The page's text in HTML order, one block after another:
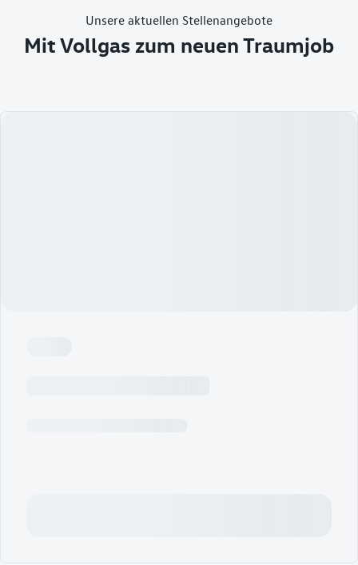
Unsere aktuellen Stellenangebote
Mit Vollgas zum neuen Traumjob